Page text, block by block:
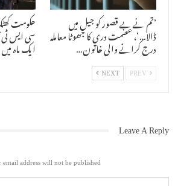
’تم نے بے قصور کو جیل میں
ڈالا…‘، عصمت دری کا جھوٹا معاملہ
درج کرانے والی خاتون…
حکومت
سی ایس ٹی
ایک ماہ
NEXT
Leave A Reply
email address will not be published.